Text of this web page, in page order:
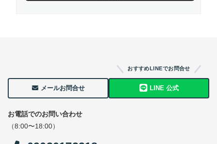
メールお問合せ
おすすめLINEでお問合せ
LINE 公式
お電話でのお問い合わせ
（8:00〜18:00）